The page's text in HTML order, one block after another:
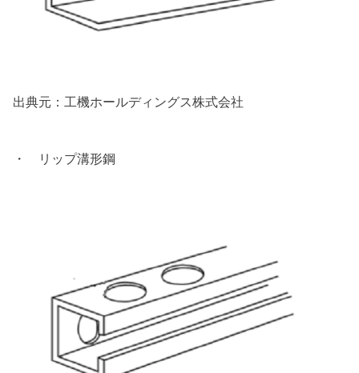
出典元：工機ホールディングス株式会社
・ リップ溝形鋼